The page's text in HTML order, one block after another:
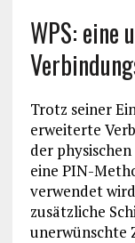
WPS: eine
Trotz seiner
erweiterte
der
eine PIN-
verwendet
zusätzliche
unerwünschte